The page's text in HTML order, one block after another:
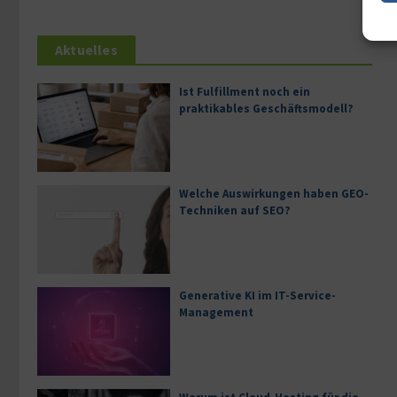
Aktuelles
Ist Fulfillment noch ein
praktikables Geschäftsmodell?
Welche Auswirkungen haben GEO-
Techniken auf SEO?
Generative KI im IT-Service-
Management